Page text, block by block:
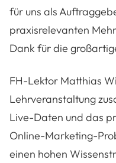
für uns als
praxisrelevanten
Dank für die
FH-Lektor Matthias
Lehrveranstaltung
Live-Daten und das
Online-Marketing-
einen hohen